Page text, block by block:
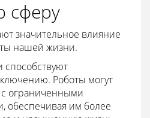
сферу
значительное влияние
нашей жизни.
Роботы могут
ограниченными
обеспечивая им более